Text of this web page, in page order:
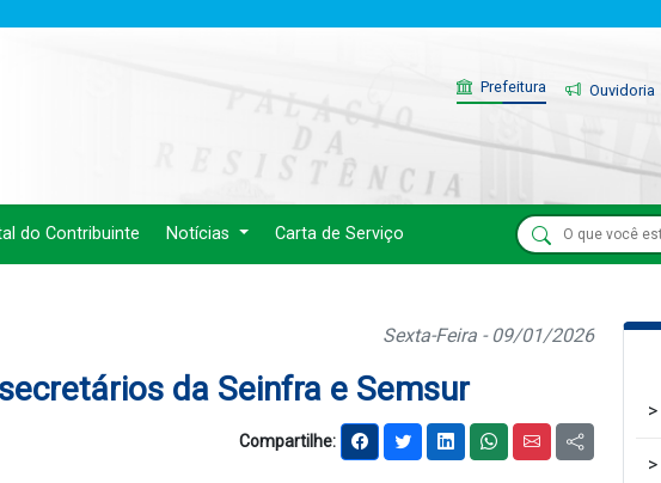
Prefeitura Ouvidoria
do Contribuinte Notícias Carta de Serviço
Sexta-Feira - 09/01/2026
da Seinfra e Semsur
Compartilhe: